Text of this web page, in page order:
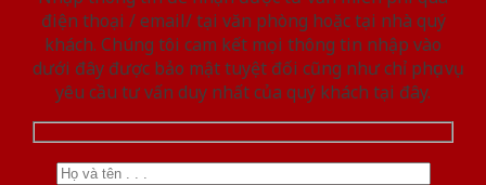
điện thoại / email/ tại văn phòng hoặc tại nhà quý
khách. Chúng tôi cam kết mọi thông tin nhập vào
dưới đây được bảo mật tuyệt đối cũng như chỉ phục vụ
yêu cầu tư vấn duy nhất của quý khách tại đây.